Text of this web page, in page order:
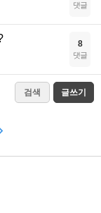
댓글
8
댓글
검색 글쓰기